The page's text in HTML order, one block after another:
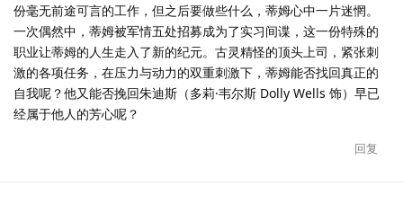
份毫无前途可言的工作，但之后要做些什么，蒂姆心中一片迷惘。
一次偶然中，蒂姆被军情五处招募成为了实习间谍，这一份特殊的
职业让蒂姆的人生走入了新的纪元。古灵精怪的顶头上司，紧张刺
激的各项任务，在压力与动力的双重刺激下，蒂姆能否找回真正的
自我呢？他又能否挽回朱迪斯（多莉·韦尔斯 Dolly Wells 饰）早已
经属于他人的芳心呢？
回复